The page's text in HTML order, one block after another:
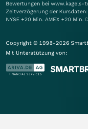
Bewertungen bei www.kagels-
Zeitverzögerung der
NYSE +20 Min. AMEX +20
Copyright © 1998-2026
Mit Unterstützung von: